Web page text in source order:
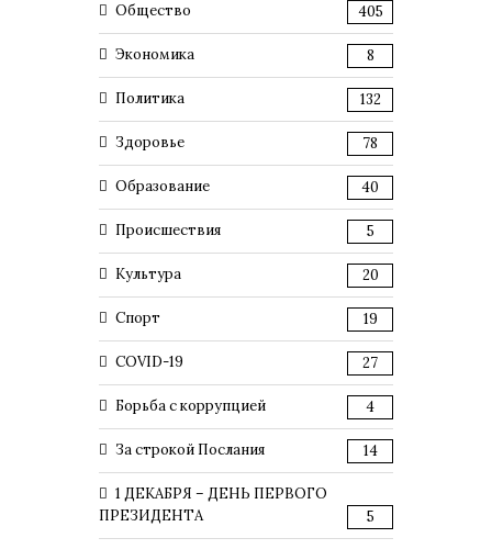
Общество 405
Экономика 8
Политика 132
Здоровье 78
Образование 40
Происшествия 5
Культура 20
Спорт 19
COVID-19 27
Борьба с коррупцией 4
За строкой Послания 14
1 ДЕКАБРЯ – ДЕНЬ ПЕРВОГО
ПРЕЗИДЕНТА
5